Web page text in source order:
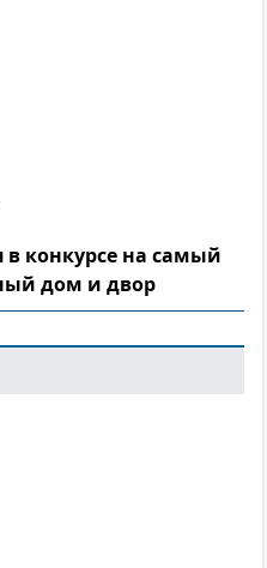
конкурсе на самый
дом и двор